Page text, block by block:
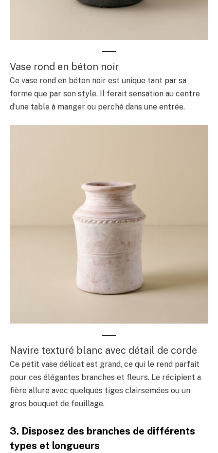
Vase rond en béton noir
Ce vase rond en béton noir est unique tant par sa
forme que par son style. Il ferait sensation au centre
d’une table à manger ou perché dans une entrée.
Navire texturé blanc avec détail de corde
Ce petit vase délicat est grand, ce qui le rend parfait
pour ces élégantes branches et fleurs. Le récipient a
fière allure avec quelques tiges clairsemées ou un
gros bouquet de feuillage.
3. Disposez des branches de différents
types et longueurs